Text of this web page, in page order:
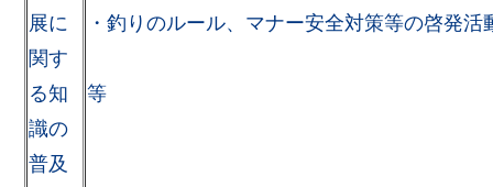
展に
関す
る知
識の
普及
・釣りのルール、マナー安全対策等の啓発活
等